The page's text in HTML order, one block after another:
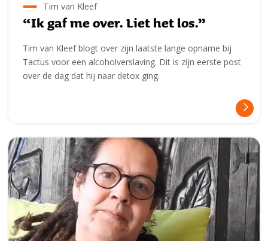
Tim van Kleef
“Ik gaf me over. Liet het los.”
Tim van Kleef blogt over zijn laatste lange opname bij
Tactus voor een alcoholverslaving. Dit is zijn eerste post
over de dag dat hij naar detox ging.